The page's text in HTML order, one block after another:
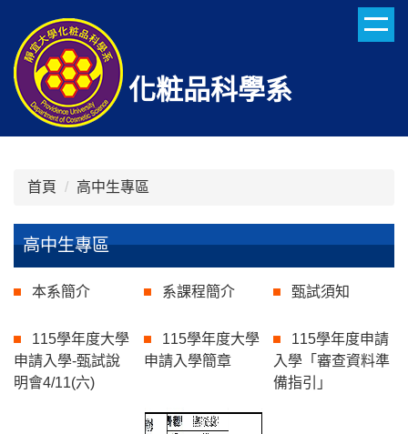
主
要
內
化粧品科學系
首頁 高中生專區
高中生專區
本系簡介 系課程簡介 甄試須知
115學年度大學
申請入學-甄試說
明會4/11(六)
115學年度大學
申請入學簡章
115學年度申請
入學「審查資料準
備指引」